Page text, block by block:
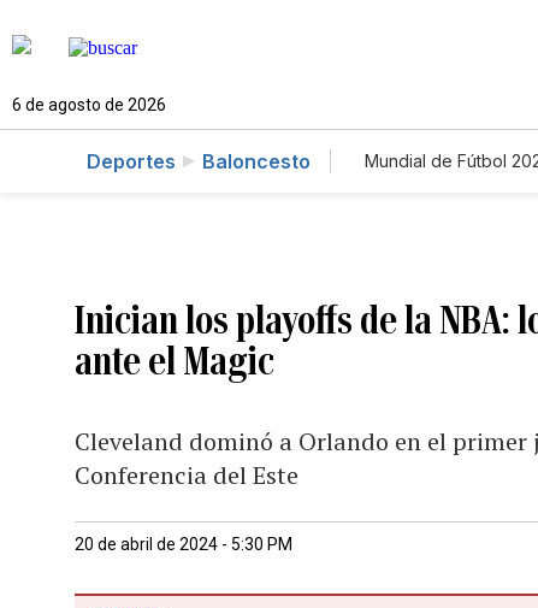
6 de agosto de 2026
Deportes Baloncesto Mundial de Fútbol
Inician los playoffs de la NBA:
ante el Magic
Cleveland dominó a Orlando en el
Conferencia del Este
20 de abril de 2024 - 5:30 PM